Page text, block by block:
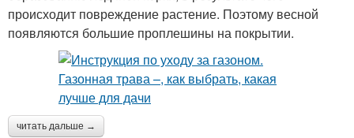
происходит повреждение растение. Поэтому весной
появляются большие проплешины на покрытии.
читать дальше →